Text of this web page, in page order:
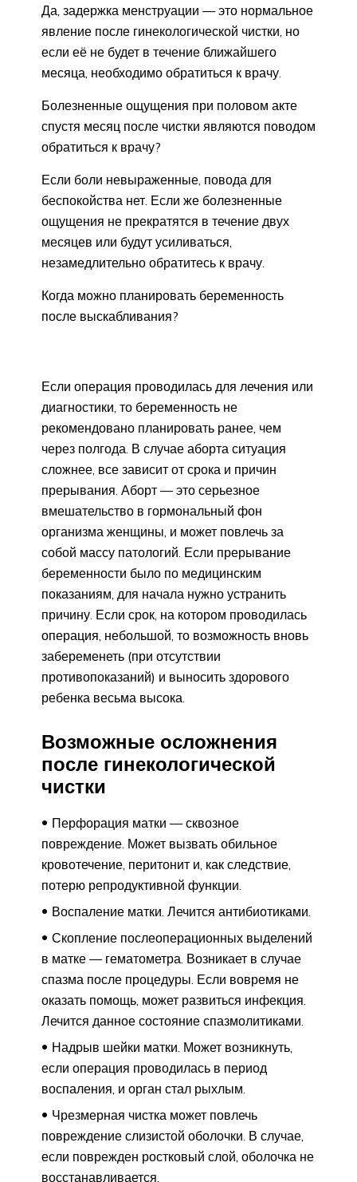
Да, задержка менструации — это нормальное
явление после гинекологической чистки, но
если её не будет в течение ближайшего
месяца, необходимо обратиться к врачу.
Болезненные ощущения при половом акте
спустя месяц после чистки являются поводом
обратиться к врачу?
Если боли невыраженные, повода для
беспокойства нет. Если же болезненные
ощущения не прекратятся в течение двух
месяцев или будут усиливаться,
незамедлительно обратитесь к врачу.
Когда можно планировать беременность
после выскабливания?
Если операция проводилась для лечения или
диагностики, то беременность не
рекомендовано планировать ранее, чем
через полгода. В случае аборта ситуация
сложнее, все зависит от срока и причин
прерывания. Аборт — это серьезное
вмешательство в гормональный фон
организма женщины, и может повлечь за
собой массу патологий. Если прерывание
беременности было по медицинским
показаниям, для начала нужно устранить
причину. Если срок, на котором проводилась
операция, небольшой, то возможность вновь
забеременеть (при отсутствии
противопоказаний) и выносить здорового
ребенка весьма высока.
Возможные осложнения
после гинекологической
чистки
Перфорация матки — сквозное
повреждение. Может вызвать обильное
кровотечение, перитонит и, как следствие,
потерю репродуктивной функции.
Воспаление матки. Лечится антибиотиками.
Скопление послеоперационных выделений
в матке — гематометра. Возникает в случае
спазма после процедуры. Если вовремя не
оказать помощь, может развиться инфекция.
Лечится данное состояние спазмолитиками.
Надрыв шейки матки. Может возникнуть,
если операция проводилась в период
воспаления, и орган стал рыхлым.
Чрезмерная чистка может повлечь
повреждение слизистой оболочки. В случае,
если поврежден ростковый слой, оболочка не
восстанавливается.